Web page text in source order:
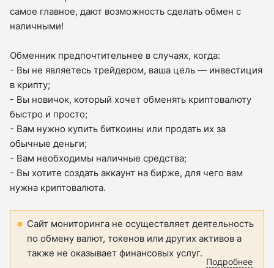
самое главное, дают возможность сделать обмен с
наличными!
Обменник предпочтительнее в случаях, когда:
- Вы не являетесь трейдером, ваша цель — инвестиция
в крипту;
- Вы новичок, который хочет обменять криптовалюту
быстро и просто;
- Вам нужно купить биткоины или продать их за
обычные деньги;
- Вам необходимы наличные средства;
- Вы хотите создать аккаунт на бирже, для чего вам
нужна криптовалюта.
Сайт мониторинга не осуществляет деятельность
по обмену валют, токенов или других активов а
также не оказывает финансовых услуг.
Подробнее